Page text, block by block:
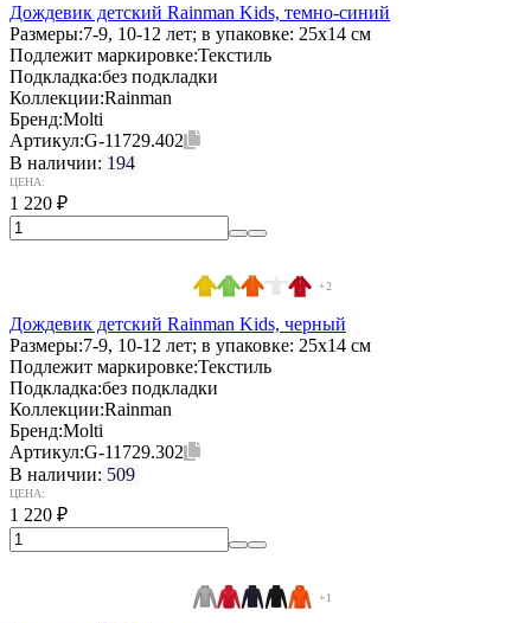
Дождевик детский Rainman Kids, темно-синий
Размеры:7-9, 10-12 лет; в упаковке: 25x14 см
Подлежит маркировке:Текстиль
Подкладка:без подкладки
Коллекции:Rainman
Бренд:Molti
Артикул:G-11729.402
В наличии: 194
ЦЕНА:
1 220 ₽
+2
Дождевик детский Rainman Kids, черный
Размеры:7-9, 10-12 лет; в упаковке: 25x14 см
Подлежит маркировке:Текстиль
Подкладка:без подкладки
Коллекции:Rainman
Бренд:Molti
Артикул:G-11729.302
В наличии: 509
ЦЕНА:
1 220 ₽
+1